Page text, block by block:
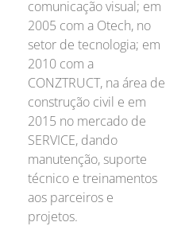
comunicação visual; em
2005 com a Otech, no
setor de tecnologia; em
2010 com a
CONZTRUCT, na área de
construção civil e em
2015 no mercado de
SERVICE, dando
manutenção, suporte
técnico e treinamentos
aos parceiros e
projetos.